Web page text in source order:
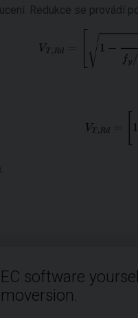
Redukce se provádí
software